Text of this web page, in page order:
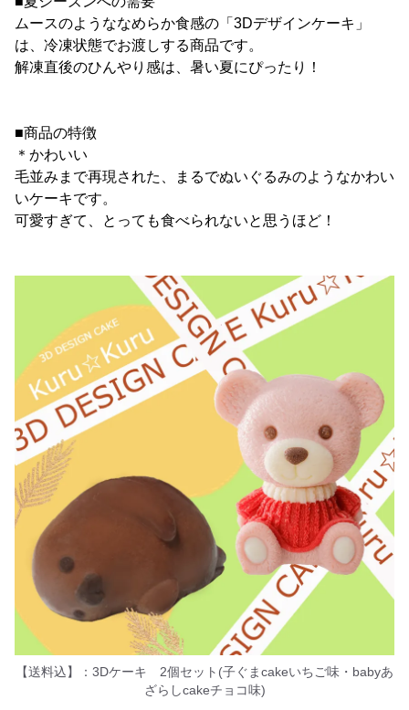
ムースのようななめらか食感の「3Dデザインケーキ」
は、冷凍状態でお渡しする商品です。
解凍直後のひんやり感は、暑い夏にぴったり！
■商品の特徴
＊かわいい
毛並みまで再現された、まるでぬいぐるみのようなかわい
いケーキです。
可愛すぎて、とっても食べられないと思うほど！
【送料込】：3Dケーキ 2個セット(子ぐまcakeいちご味・babyあ
ざらしcakeチョコ味)